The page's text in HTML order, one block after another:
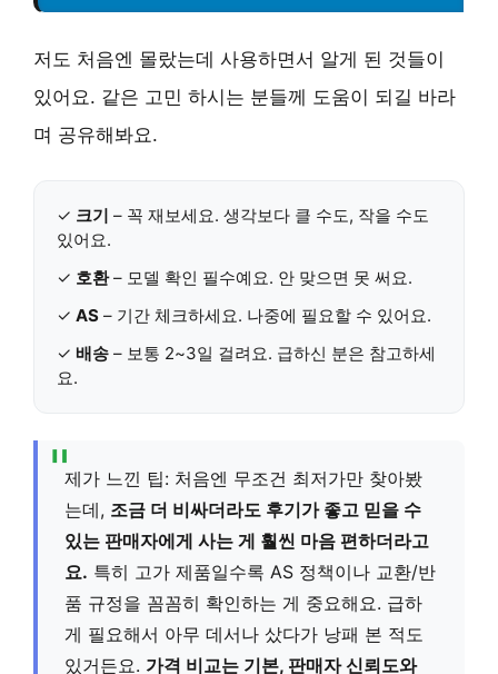
저도 처음엔 몰랐는데 사용하면서 알게 된 것들이
있어요. 같은 고민 하시는 분들께 도움이 되길 바라
며 공유해봐요.
✓ 크기 – 꼭 재보세요. 생각보다 클 수도, 작을 수도
있어요.
✓ 호환– 모델 확인 필수예요. 안 맞으면 못 써요.
✓ AS – 기간 체크하세요. 나중에 필요할 수 있어요.
✓ 배송 – 보통 2~3일 걸려요. 급하신 분은 참고하세
요.
제가 느낀 팁: 처음엔 무조건 최저가만 찾아봤
는데, 조금 더 비싸더라도 후기가 좋고 믿을 수
있는 판매자에게 사는 게 훨씬 마음 편하더라고
요. 특히 고가 제품일수록 AS 정책이나 교환/반
품 규정을 꼼꼼히 확인하는 게 중요해요. 급하
게 필요해서 아무 데서나 샀다가 낭패 본 적도
있거든요. 가격 비교는 기본, 판매자 신뢰도와